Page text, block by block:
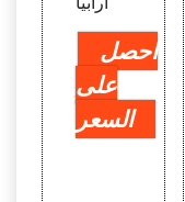
احصل
على
السعر